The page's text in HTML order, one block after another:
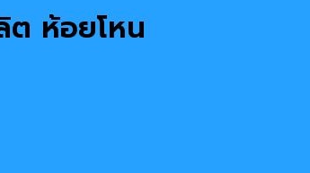
ต ห้อยโหน